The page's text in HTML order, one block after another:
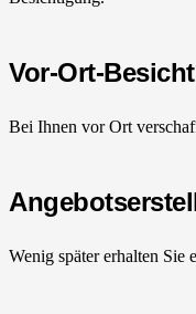
Vor-Ort-
Bei Ihnen vor Ort
Wenig später erhalten Sie